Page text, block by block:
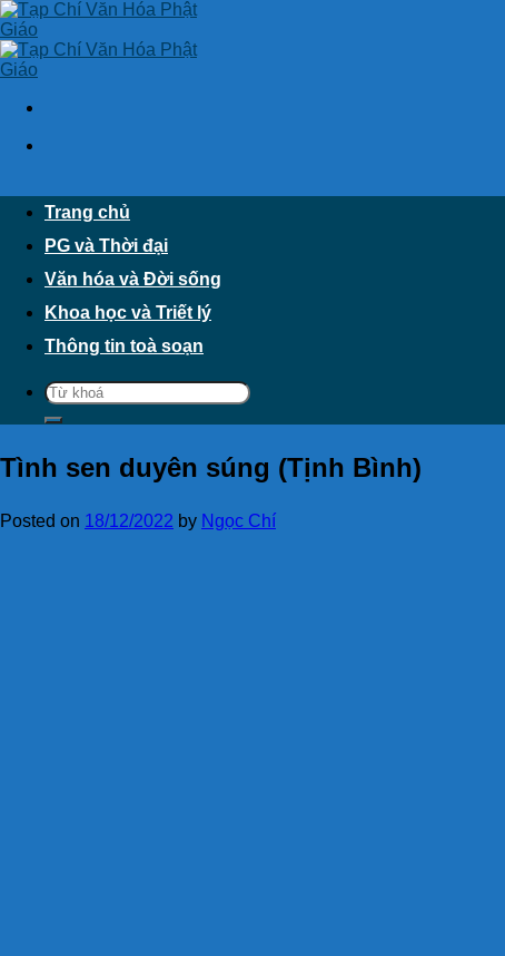
Skip
to
content
Trang chủ
PG và Thời đại
Văn hóa và Đời sống
Khoa học và Triết lý
Thông tin toà soạn
Tình sen duyên súng (Tịnh Bình)
Posted on 18/12/2022 by Ngọc Chí